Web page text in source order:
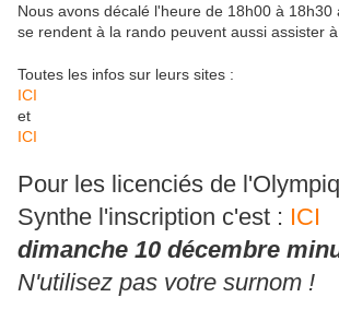
Nous avons décalé l'heure de 18h00 à 18h30
se rendent à la rando peuvent aussi assister à
Toutes les infos sur leurs sites :
ICI
et
ICI
Pour les licenciés de
Synthe l'inscription c'est : ICI
dimanche 10 décembre
N'utilisez pas votre surnom !